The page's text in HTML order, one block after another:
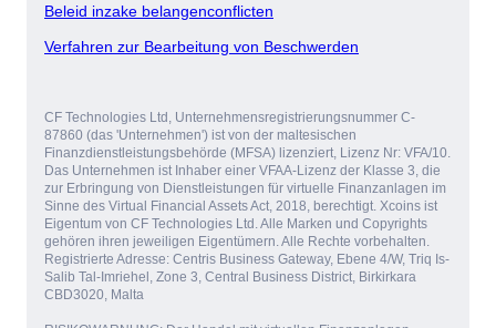
Beleid inzake belangenconflicten
Verfahren zur Bearbeitung von Beschwerden
CF Technologies Ltd, Unternehmensregistrierungsnummer C-
87860 (das 'Unternehmen') ist von der maltesischen
Finanzdienstleistungsbehörde (MFSA) lizenziert, Lizenz Nr: VFA/10.
Das Unternehmen ist Inhaber einer VFAA-Lizenz der Klasse 3, die
zur Erbringung von Dienstleistungen für virtuelle Finanzanlagen im
Sinne des Virtual Financial Assets Act, 2018, berechtigt. Xcoins ist
Eigentum von CF Technologies Ltd. Alle Marken und Copyrights
gehören ihren jeweiligen Eigentümern. Alle Rechte vorbehalten.
Registrierte Adresse: Centris Business Gateway, Ebene 4/W, Triq Is-
Salib Tal-Imriehel, Zone 3, Central Business District, Birkirkara
CBD3020, Malta